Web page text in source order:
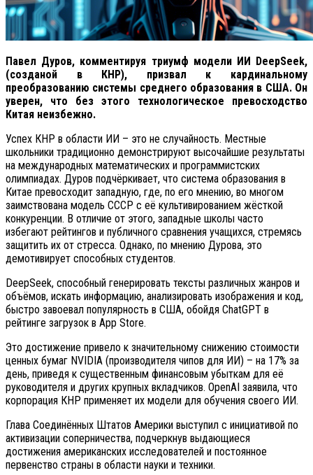
Павел Дуров, комментируя триумф модели ИИ DeepSeek,
(созданой в КНР), призвал к кардинальному
преобразованию системы среднего образования в США. Он
уверен, что без этого технологическое превосходство
Китая неизбежно.
Успех КНР в области ИИ – это не случайность. Местные
школьники традиционно демонстрируют высочайшие результаты
на международных математических и программистских
олимпиадах. Дуров подчёркивает, что система образования в
Китае превосходит западную, где, по его мнению, во многом
заимствована модель СССР с её культивированием жёсткой
конкуренции. В отличие от этого, западные школы часто
избегают рейтингов и публичного сравнения учащихся, стремясь
защитить их от стресса. Однако, по мнению Дурова, это
демотивирует способных студентов.
DeepSeek, способный генерировать тексты различных жанров и
объёмов, искать информацию, анализировать изображения и код,
быстро завоевал популярность в США, обойдя ChatGPT в
рейтинге загрузок в App Store.
Это достижение привело к значительному снижению стоимости
ценных бумаг NVIDIA (производителя чипов для ИИ) – на 17% за
день, приведя к существенным финансовым убыткам для её
руководителя и других крупных вкладчиков. OpenAI заявила, что
корпорация КНР применяет их модели для обучения своего ИИ.
Глава Соединённых Штатов Америки выступил с инициативой по
активизации соперничества, подчеркнув выдающиеся
достижения американских исследователей и постоянное
первенство страны в области науки и техники.